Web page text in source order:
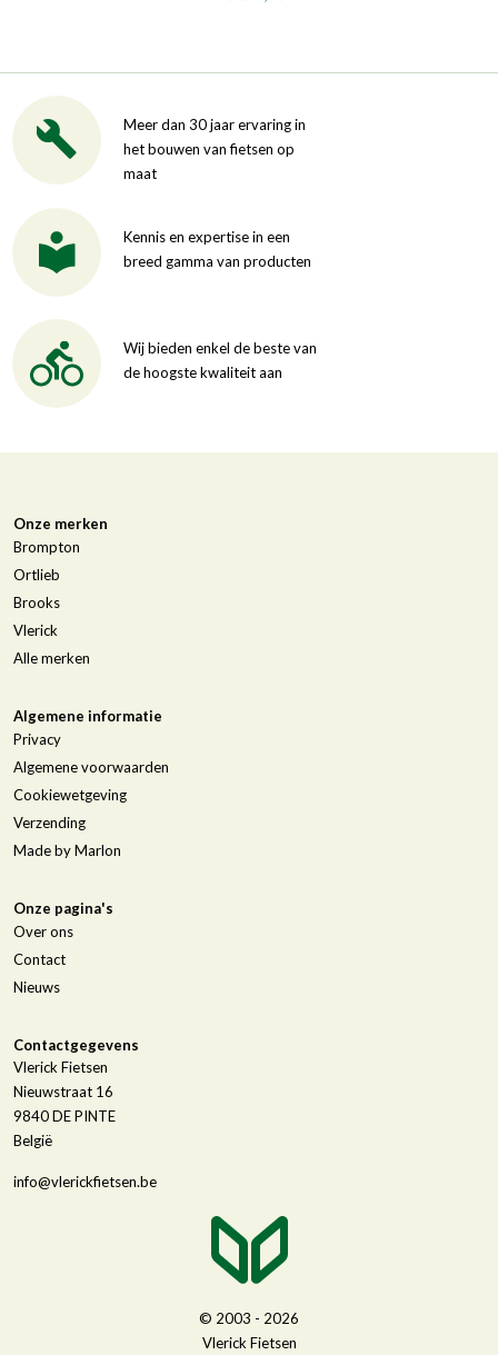
Meer dan 30 jaar ervaring in
het bouwen van fietsen op
maat
Kennis en expertise in een
breed gamma van producten
Wij bieden enkel de beste van
de hoogste kwaliteit aan
Onze merken
Brompton
Ortlieb
Brooks
Vlerick
Alle merken
Algemene informatie
Privacy
Algemene voorwaarden
Cookiewetgeving
Verzending
Made by Marlon
Onze pagina's
Over ons
Contact
Nieuws
Contactgegevens
Vlerick Fietsen
Nieuwstraat 16
9840DE PINTE
België
info@vlerickfietsen.be
© 2003 - 2026
Vlerick Fietsen